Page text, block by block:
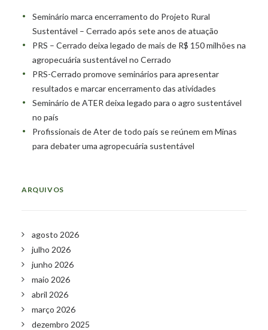
Seminário marca encerramento do Projeto Rural
Sustentável – Cerrado após sete anos de atuação
PRS – Cerrado deixa legado de mais de R$ 150 milhões na
agropecuária sustentável no Cerrado
PRS-Cerrado promove seminários para apresentar
resultados e marcar encerramento das atividades
Seminário de ATER deixa legado para o agro sustentável
no país
Profissionais de Ater de todo país se reúnem em Minas
para debater uma agropecuária sustentável
ARQUIVOS
agosto 2026
julho 2026
junho 2026
maio 2026
abril 2026
março 2026
dezembro 2025